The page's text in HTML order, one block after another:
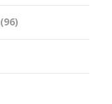
(96)